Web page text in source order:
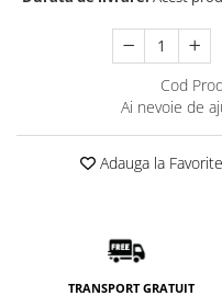
Cod
Ai nevoie de
Adauga la Favorite
TRANSPORT GRATUIT